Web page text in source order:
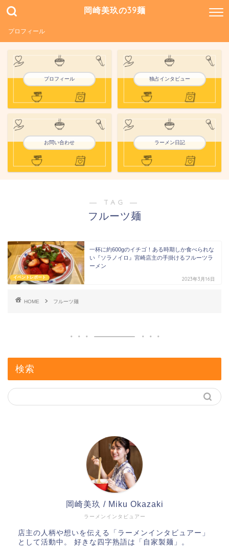
岡崎美玖の39麺
プロフィール
プロフィール 独占インタビュー
お問い合わせ ラーメン日記
― TAG ―
フルーツ麺
イベントレポート
一杯に約600gのイチゴ！ある時期しか食べられな
い『ソラノイロ』宮崎店主の手掛けるフルーツラ
ーメン
2023年3月16日
HOME フルーツ麺
検索
ラーメンインタビュアー
岡崎美玖 / Miku Okazaki
店主の人柄や想いを伝える「ラーメンインタビュアー」
として活動中。 好きな四字熟語は「自家製麺」。